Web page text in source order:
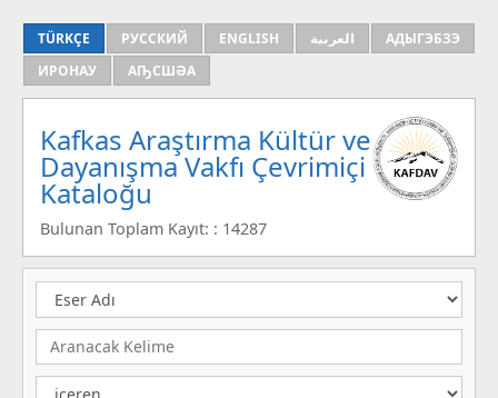
TÜRKÇE РУССКИЙ ENGLISH العربية
АДЫГЭБЗЭ
ИРОНАУ
АҦСШӘА
Kafkas Araştırma Kültür ve
Dayanışma Vakfı Çevrimiçi
Kataloğu
Bulunan Toplam Kayıt: : 14287